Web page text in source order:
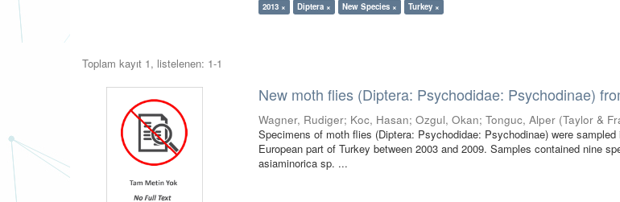
2013 × Diptera × New Species × Turkey ×
Toplam kayıt 1, listelenen: 1-1
New moth flies (Diptera: Psychodidae: Psychodinae)
Wagner, Rudiger; Koc, Hasan;Ozgul, Okan;Tonguc, Alper (Taylor &
Specimens of moth flies (Diptera: Psychodidae: Psychodinae) were
European part of Turkey between 2003 and 2009. Samples contained nine
asiaminorica sp. ...